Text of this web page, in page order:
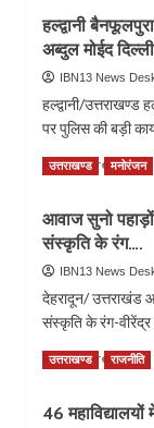
दिव्यांगजन
सक्षम
पर
कराएं
पंजीकरण
नाबालिक
से
दुष्कर्म
आरोपी
गिरफ्तार
हल्द्वानी
अब्दुल मोईद
IBN13 News
हल्द्वानी/उत्तराखण्ड
पर पुलिस की बड़ी
Read MoreRead
हल्द्वानी
बैनफूलपुरा
पुलिस
का
ताबड़तोड़
एक्शन,
अब्दुल
उत्तराखण्ड मनोरंजन
आवाज सुनो
संस्कृति के रंग….
IBN13 News
देहरादून/ उत्तराखंड
संस्कृति के रंग-वीरेंद्र
Read MoreRead
आवाज
उत्तराखण्ड राजनीति
46